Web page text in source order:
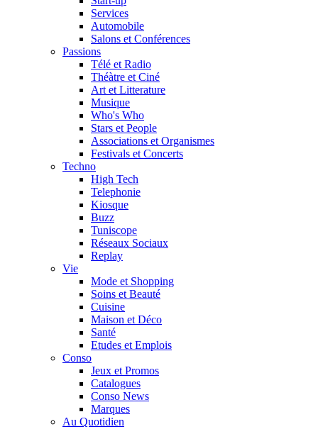
Services
Automobile
Salons et Conférences
Passions
Télé et Radio
Théàtre et Ciné
Art et Litterature
Musique
Who's Who
Stars et People
Associations et Organismes
Festivals et Concerts
Techno
High Tech
Telephonie
Kiosque
Buzz
Tuniscope
Réseaux Sociaux
Replay
Vie
Mode et Shopping
Soins et Beauté
Cuisine
Maison et Déco
Santé
Etudes et Emplois
Conso
Jeux et Promos
Catalogues
Conso News
Marques
Au Quotidien